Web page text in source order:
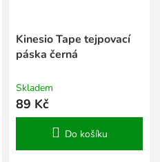
Kinesio Tape tejpovací
páska černá
Skladem
89 Kč
Do košíku